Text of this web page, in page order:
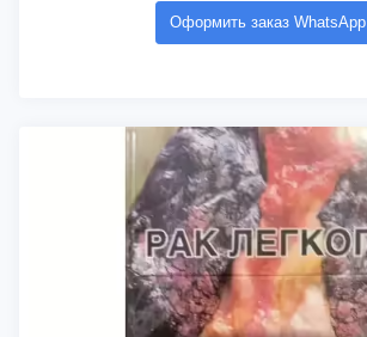
Оформить заказ WhatsApp